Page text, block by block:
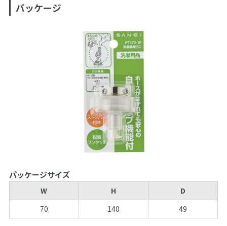
パッケージ
パッケージサイズ
W H
D
70
140 49